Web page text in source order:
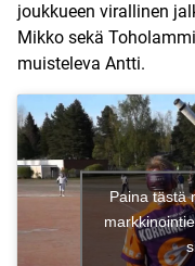
joukkueen virallinen
Mikko sekä
muisteleva Antti.
Paina tästä